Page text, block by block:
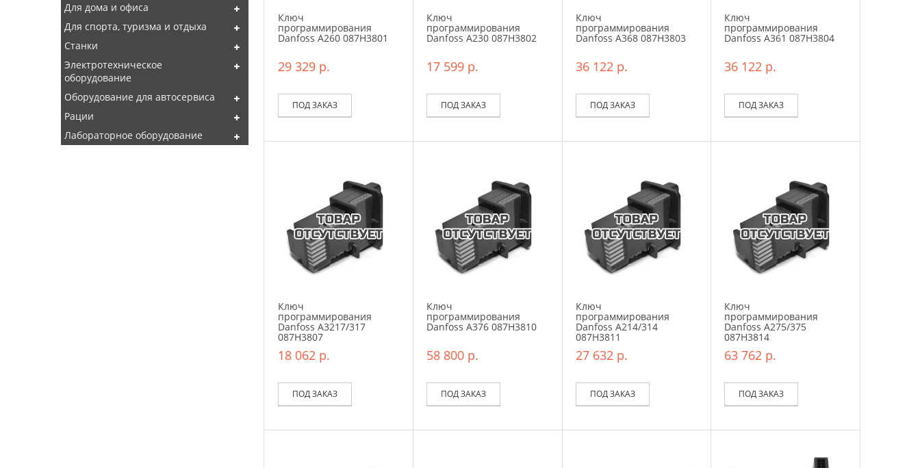
Для дома и офиса
Для спорта, туризма и отдыха
Станки
Электротехническое
оборудование
Оборудование для автосервиса
Рации
Лабораторное оборудование
Ключ
программирования
Danfoss A260 087H3801
29 329 р.
ПОД ЗАКАЗ
Ключ
программирования
Danfoss A230 087H3802
17 599 р.
ПОД ЗАКАЗ
Ключ
программирования
Danfoss A368 087H3803
36 122 р.
ПОД ЗАКАЗ
Ключ
программирования
Danfoss A361 087H3804
36 122 р.
ПОД ЗАКАЗ
Ключ
программирования
Danfoss A3217/317
087H3807
18 062 р.
ПОД ЗАКАЗ
Ключ
программирования
Danfoss A376 087H3810
58 800 р.
ПОД ЗАКАЗ
Ключ
программирования
Danfoss A214/314
087H3811
27 632 р.
ПОД ЗАКАЗ
Ключ
программирования
Danfoss A275/375
087H3814
63 762 р.
ПОД ЗАКАЗ